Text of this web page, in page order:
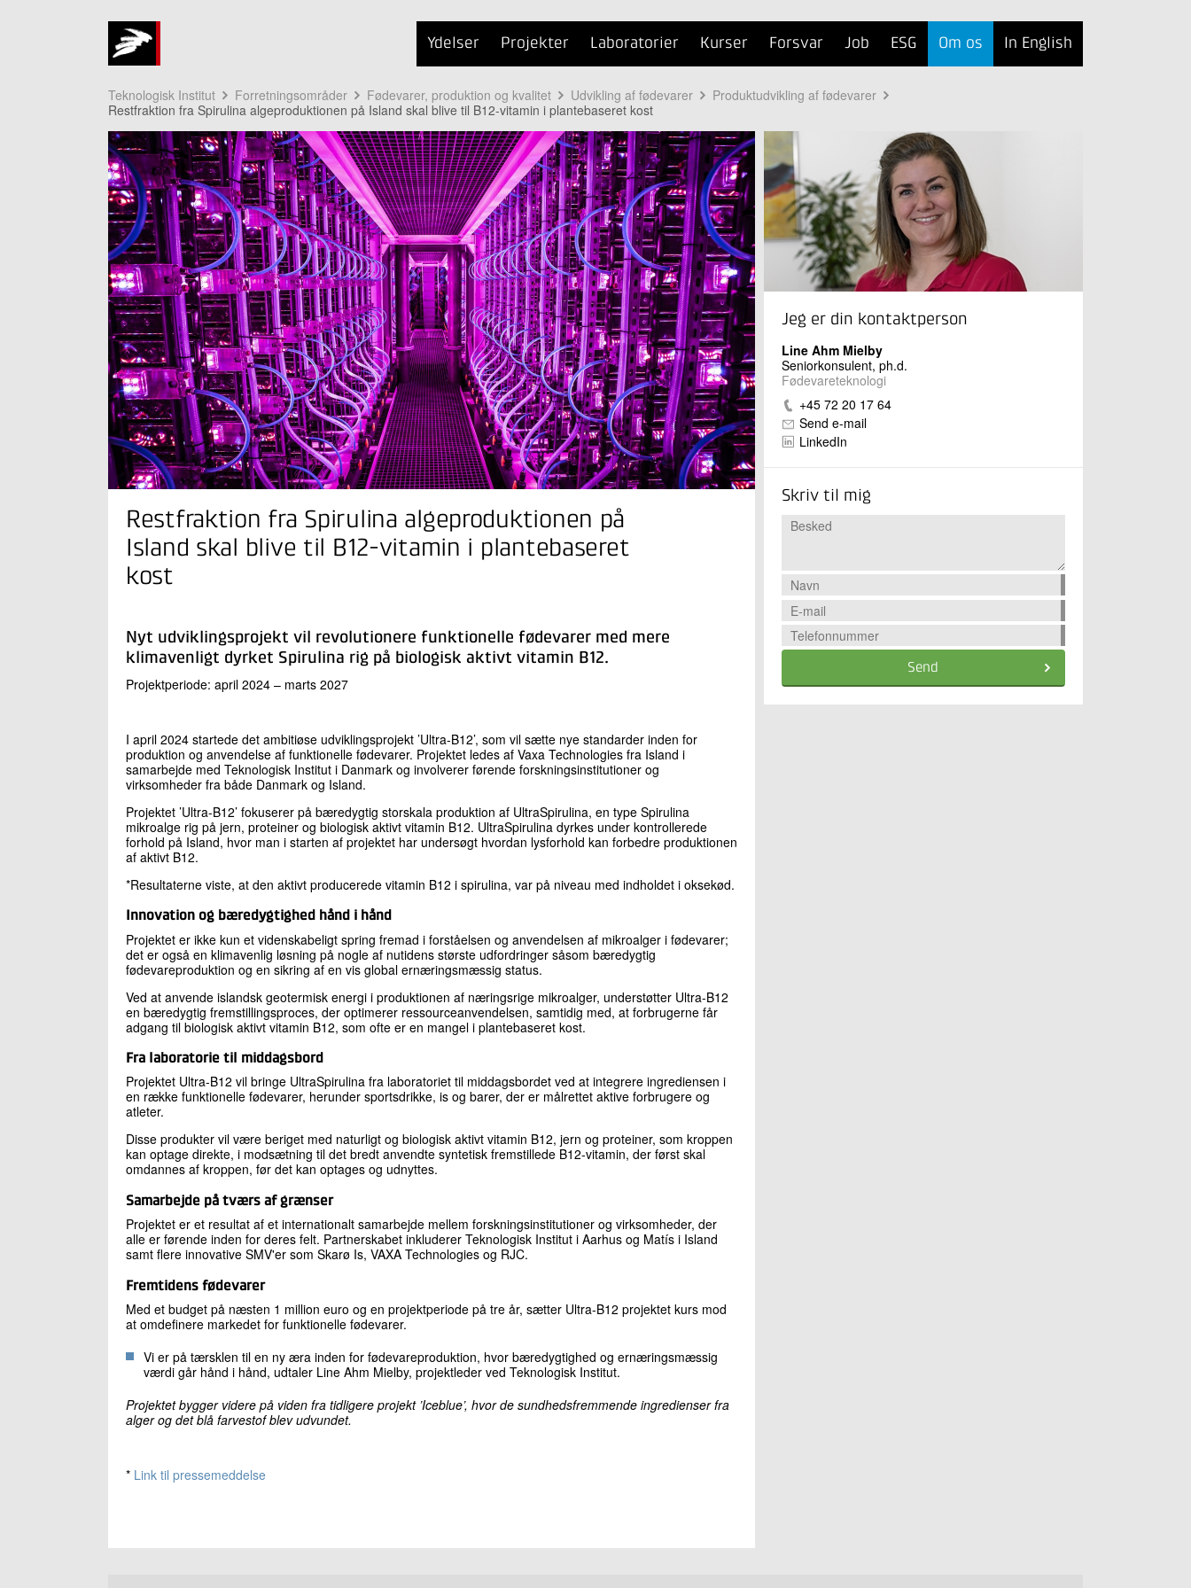
Ydelser Projekter Laboratorier Kurser Forsvar Job ESG Om os In English
Teknologisk Institut Forretningsområder Fødevarer, produktion og kvalitet Udvikling af fødevarer
Produktudvikling af fødevarer
Restfraktion fra Spirulina algeproduktionen på Island skal blive til B12-vitamin i plantebaseret kost
Restfraktion fra Spirulina algeproduktionen på
Island skal blive til B12-vitamin i plantebaseret
kost
Nyt udviklingsprojekt vil revolutionere funktionelle fødevarer med mere
klimavenligt dyrket Spirulina rig på biologisk aktivt vitamin B12.
Projektperiode: april 2024 – marts 2027
I april 2024 startede det ambitiøse udviklingsprojekt ’Ultra-B12’, som vil sætte nye standarder inden for
produktion og anvendelse af funktionelle fødevarer. Projektet ledes af Vaxa Technologies fra Island i
samarbejde med Teknologisk Institut i Danmark og involverer førende forskningsinstitutioner og
virksomheder fra både Danmark og Island.
Projektet ’Ultra-B12’ fokuserer på bæredygtig storskala produktion af UltraSpirulina, en type Spirulina
mikroalge rig på jern, proteiner og biologisk aktivt vitamin B12. UltraSpirulina dyrkes under kontrollerede
forhold på Island, hvor man i starten af projektet har undersøgt hvordan lysforhold kan forbedre produktionen
af aktivt B12.
*Resultaterne viste, at den aktivt producerede vitamin B12 i spirulina, var på niveau med indholdet i oksekød.
Innovation og bæredygtighed hånd i hånd
Projektet er ikke kun et videnskabeligt spring fremad i forståelsen og anvendelsen af mikroalger i fødevarer;
det er også en klimavenlig løsning på nogle af nutidens største udfordringer såsom bæredygtig
fødevareproduktion og en sikring af en vis global ernæringsmæssig status.
Ved at anvende islandsk geotermisk energi i produktionen af næringsrige mikroalger, understøtter Ultra-B12
en bæredygtig fremstillingsproces, der optimerer ressourceanvendelsen, samtidig med, at forbrugerne får
adgang til biologisk aktivt vitamin B12, som ofte er en mangel i plantebaseret kost.
Fra laboratorie til middagsbord
Projektet Ultra-B12 vil bringe UltraSpirulina fra laboratoriet til middagsbordet ved at integrere ingrediensen i
en række funktionelle fødevarer, herunder sportsdrikke, is og barer, der er målrettet aktive forbrugere og
atleter.
Disse produkter vil være beriget med naturligt og biologisk aktivt vitamin B12, jern og proteiner, som kroppen
kan optage direkte, i modsætning til det bredt anvendte syntetisk fremstillede B12-vitamin, der først skal
omdannes af kroppen, før det kan optages og udnyttes.
Samarbejde på tværs af grænser
Projektet er et resultat af et internationalt samarbejde mellem forskningsinstitutioner og virksomheder, der
alle er førende inden for deres felt. Partnerskabet inkluderer Teknologisk Institut i Aarhus og Matís i Island
samt flere innovative SMV'er som Skarø Is, VAXA Technologies og RJC.
Fremtidens fødevarer
Med et budget på næsten 1 million euro og en projektperiode på tre år, sætter Ultra-B12 projektet kurs mod
at omdefinere markedet for funktionelle fødevarer.
Vi er på tærsklen til en ny æra inden for fødevareproduktion, hvor bæredygtighed og ernæringsmæssig
værdi går hånd i hånd, udtaler Line Ahm Mielby, projektleder ved Teknologisk Institut.
Projektet bygger videre på viden fra tidligere projekt ’Iceblue’, hvor de sundhedsfremmende ingredienser fra
alger og det blå farvestof blev udvundet.
* Link til pressemeddelse
Jeg er din kontaktperson
Line Ahm Mielby
Seniorkonsulent, ph.d.
Fødevareteknologi
+45 72 20 17 64
Send e-mail
LinkedIn
Skriv til mig
Send